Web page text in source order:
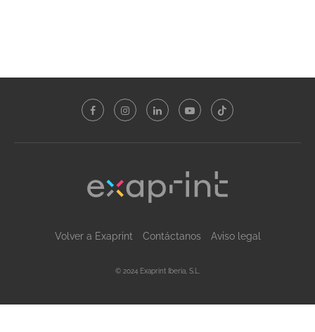
Volver a Exaprint Contáctanos Aviso legal
© 2024 Exaprint Iberia, S.L.